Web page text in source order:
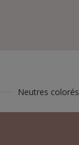
Neutres colorés